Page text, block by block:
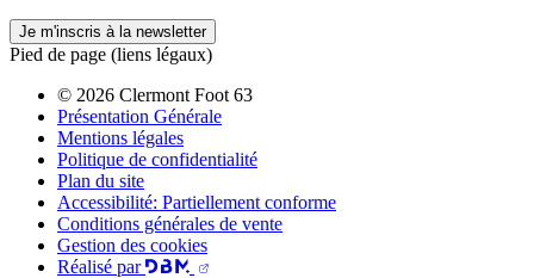
Je m'inscris à la newsletter
Pied de page (liens légaux)
© 2026 Clermont Foot 63
Présentation Générale
Mentions légales
Politique de confidentialité
Plan du site
Accessibilité: Partiellement conforme
Conditions générales de vente
Gestion des cookies
Réalisé par